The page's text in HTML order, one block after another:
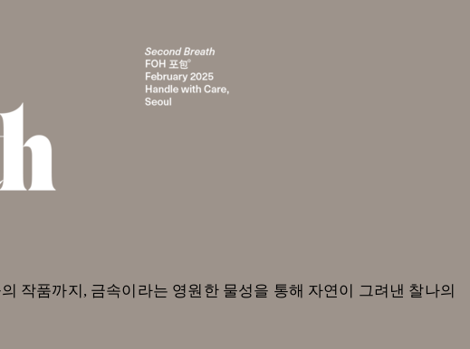
작품까지, 금속이라는 영원한 물성을 통해 자연이 그려낸 찰나의